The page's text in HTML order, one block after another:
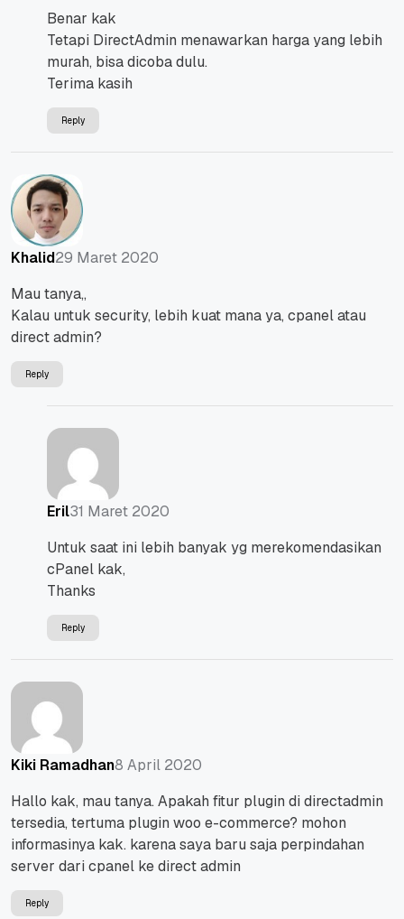
Benar kak
Tetapi DirectAdmin menawarkan harga yang lebih
murah, bisa dicoba dulu.
Terima kasih
Reply
Khalid29 Maret 2020
Mau tanya,,
Kalau untuk security, lebih kuat mana ya, cpanel atau
direct admin?
Reply
Eril31 Maret 2020
Untuk saat ini lebih banyak yg merekomendasikan
cPanel kak,
Thanks
Reply
Kiki Ramadhan8 April 2020
Hallo kak, mau tanya. Apakah fitur plugin di directadmin
tersedia, tertuma plugin woo e-commerce? mohon
informasinya kak. karena saya baru saja perpindahan
server dari cpanel ke direct admin
Reply